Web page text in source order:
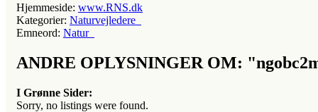
Hjemmeside: www.RNS.dk
Kategorier: Naturvejledere
Emneord: Natur
ANDRE OPLYSNINGER OM:
I Grønne Sider:
Sorry, no listings were found.